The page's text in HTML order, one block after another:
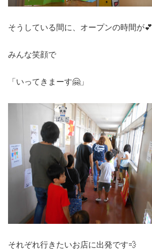
そうしている間に、オープンの時間が💕
みんな笑顔で
「いってきまーす🤗」
それぞれ行きたいお店に出発です💨